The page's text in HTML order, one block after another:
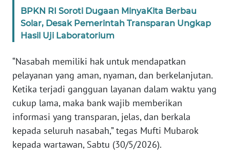
BPKN RI Soroti Dugaan MinyaKita Berbau
Solar, Desak Pemerintah Transparan Ungkap
Hasil Uji Laboratorium
“Nasabah memiliki hak untuk mendapatkan
pelayanan yang aman, nyaman, dan berkelanjutan.
Ketika terjadi gangguan layanan dalam waktu yang
cukup lama, maka bank wajib memberikan
informasi yang transparan, jelas, dan berkala
kepada seluruh nasabah,” tegas Mufti Mubarok
kepada wartawan, Sabtu (30/5/2026).
KARIR
DISCLAIMER
Wahana
News
Regional
WN
SUMUT